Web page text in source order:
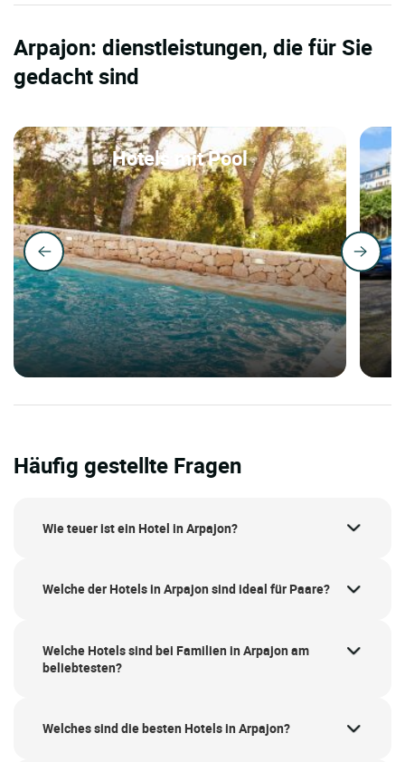
Arpajon: dienstleistungen, die für Sie
gedacht sind
Hotels mit Pool
Häufig gestellte Fragen
Wie teuer ist ein Hotel in Arpajon?
Welche der Hotels in Arpajon sind ideal für Paare?
Welche Hotels sind bei Familien in Arpajon am
beliebtesten?
Welches sind die besten Hotels in Arpajon?